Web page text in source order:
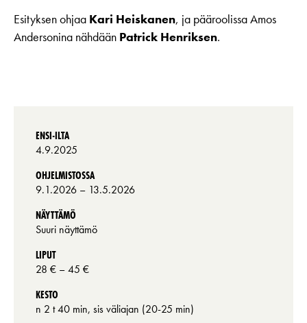
Esityksen ohjaa Kari Heiskanen, ja pääroolissa Amos
Andersonina nähdään Patrick Henriksen.
ENSI-ILTA
4.9.2025
OHJELMISTOSSA
9.1.2026 – 13.5.2026
NÄYTTÄMÖ
Suuri näyttämö
LIPUT
28 € – 45 €
KESTO
n 2 t 40 min, sis väliajan (20-25 min)